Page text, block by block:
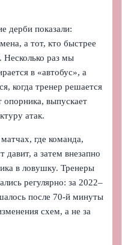
дерби показали:
а тот, кто быстрее
Несколько раз мы
в «автобус», а
когда тренер решается
выпускает
атак.
где команда,
а затем внезапно
в ловушку. Тренеры
регулярно: за 2022–
после 70‑й минуты
схем, а не за